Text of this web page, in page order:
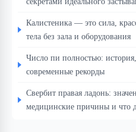
Калистеника — это сила,
тела без зала и оборудования
Число пи полностью:
современные рекорды
Свербит правая ладонь:
медицинские причины и что